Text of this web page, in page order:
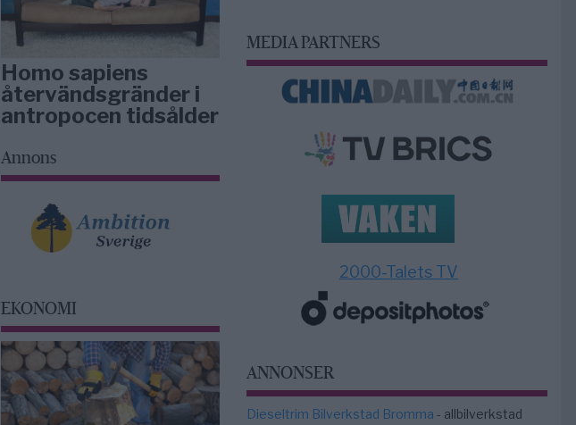
Homo sapiens
återvändsgränder i
antropocen tidsålder
Annons
EKONOMI
MEDIA PARTNERS
2000-Talets TV
ANNONSER
Dieseltrim Bilverkstad Bromma - allbilverkstad